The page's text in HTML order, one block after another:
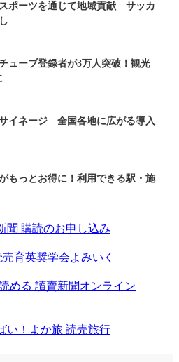
ポーツを通じて地域貢献 サッカ
ューブ登録者が3万人突破！観光
イネージ 全国各地に広がる導入
もっとお得に！利用できる駅・施